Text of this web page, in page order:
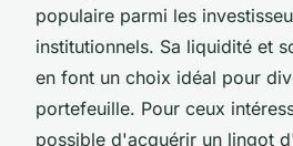
populaire parmi les
institutionnels. Sa liquidité et
en font un choix idéal pour
portefeuille. Pour ceux
possible d'acquérir un lingot